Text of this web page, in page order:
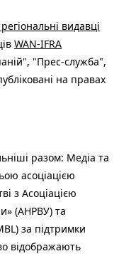
видавці
WAN-IFRA
"Прес-служба",
на правах
разом: Медіа та
асоціацією
з Асоціацією
(АНРВУ) та
за підтримки
відображають